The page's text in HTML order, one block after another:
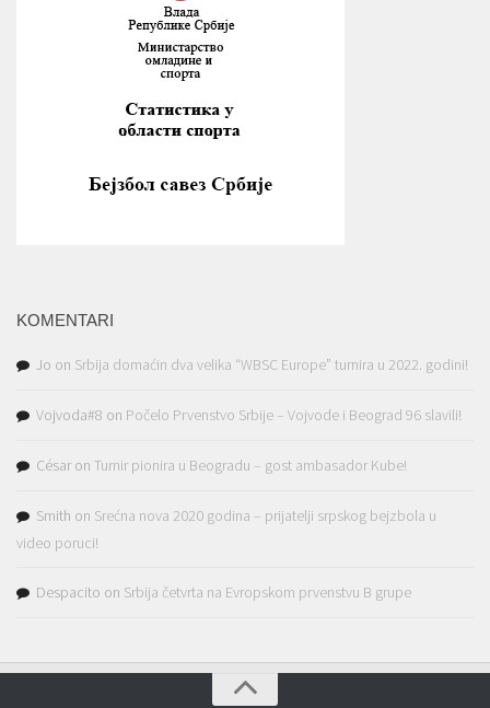
KOMENTARI
Jo on Srbija domaćin dva velika “WBSC Europe” turnira u 2022. godini!
Vojvoda#8 on Počelo Prvenstvo Srbije – Vojvode i Beograd 96 slavili!
César on Turnir pionira u Beogradu – gost ambasador Kube!
Smith on Srećna nova 2020 godina – prijatelji srpskog bejzbola u
video poruci!
Despacito on Srbija četvrta na Evropskom prvenstvu B grupe